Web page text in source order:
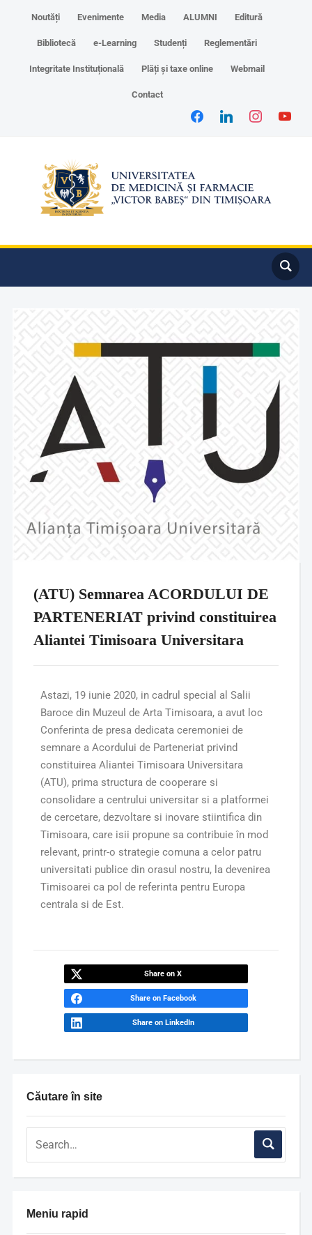
Noutăți Evenimente Media ALUMNI Editură
Bibliotecă e-Learning Studenți Reglementări
Integritate Instituțională Plăți și taxe online Webmail
Contact
Căutare în site
Meniu rapid
(ATU) Semnarea ACORDULUI DE
PARTENERIAT privind constituirea
Aliantei Timisoara Universitara
Astazi, 19 iunie 2020, in cadrul special al Salii
Baroce din Muzeul de Arta Timisoara, a avut loc
Conferinta de presa dedicata ceremoniei de
semnare a Acordului de Parteneriat privind
constituirea Aliantei Timisoara Universitara
(ATU), prima structura de cooperare si
consolidare a centrului universitar si a platformei
de cercetare, dezvoltare si inovare stiintifica din
Timisoara, care isii propune sa contribuie în mod
relevant, printr-o strategie comuna a celor patru
universitati publice din orasul nostru, la devenirea
Timisoarei ca pol de referinta pentru Europa
centrala si de Est.
Share on X
Share on Facebook
Share on LinkedIn